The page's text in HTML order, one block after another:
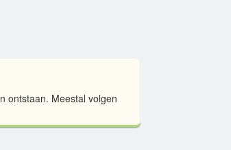
ontstaan. Meestal volgen